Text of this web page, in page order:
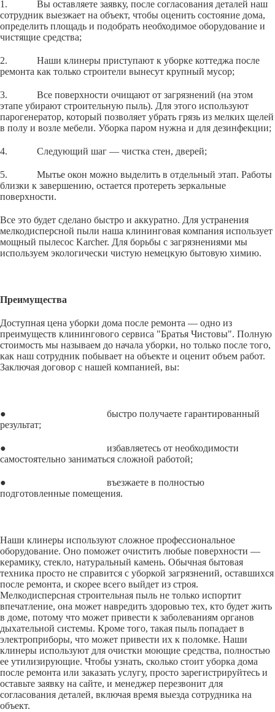
1. Вы оставляете заявку, после согласования деталей наш
сотрудник выезжает на объект, чтобы оценить состояние дома,
определить площадь и подобрать необходимое оборудование и
чистящие средства;
2. Наши клинеры приступают к уборке коттеджа после
ремонта как только строители вынесут крупный мусор;
3. Все поверхности очищают от загрязнений (на этом
этапе убирают строительную пыль). Для этого используют
парогенератор, который позволяет убрать грязь из мелких щелей
в полу и возле мебели. Уборка паром нужна и для дезинфекции;
4. Следующий шаг — чистка стен, дверей;
5. Мытье окон можно выделить в отдельный этап. Работы
близки к завершению, остается протереть зеркальные
поверхности.
Все это будет сделано быстро и аккуратно. Для устранения
мелкодисперсной пыли наша клининговая компания использует
мощный пылесос Karcher. Для борьбы с загрязнениями мы
используем экологически чистую немецкую бытовую химию.
Преимущества
Доступная цена уборки дома после ремонта — одно из
преимуществ клинингового сервиса "Братья Чистовы". Полную
стоимость мы называем до начала уборки, но только после того,
как наш сотрудник побывает на объекте и оценит объем работ.
Заключая договор с нашей компанией, вы:
● быстро получаете гарантированный
результат;
● избавляетесь от необходимости
самостоятельно заниматься сложной работой;
● въезжаете в полностью
подготовленные помещения.
Наши клинеры используют сложное профессиональное
оборудование. Оно поможет очистить любые поверхности —
керамику, стекло, натуральный камень. Обычная бытовая
техника просто не справится с уборкой загрязнений, оставшихся
после ремонта, и скорее всего выйдет из строя.
Мелкодисперсная строительная пыль не только испортит
впечатление, она может навредить здоровью тех, кто будет жить
в доме, потому что может привести к заболеваниям органов
дыхательной системы. Кроме того, такая пыль попадает в
электроприборы, что может привести их к поломке. Наши
клинеры используют для очистки моющие средства, полностью
ее утилизирующие. Чтобы узнать, сколько стоит уборка дома
после ремонта или заказать услугу, просто зарегистрируйтесь и
оставьте заявку на сайте, и менеджер перезвонит для
согласования деталей, включая время выезда сотрудника на
объект.